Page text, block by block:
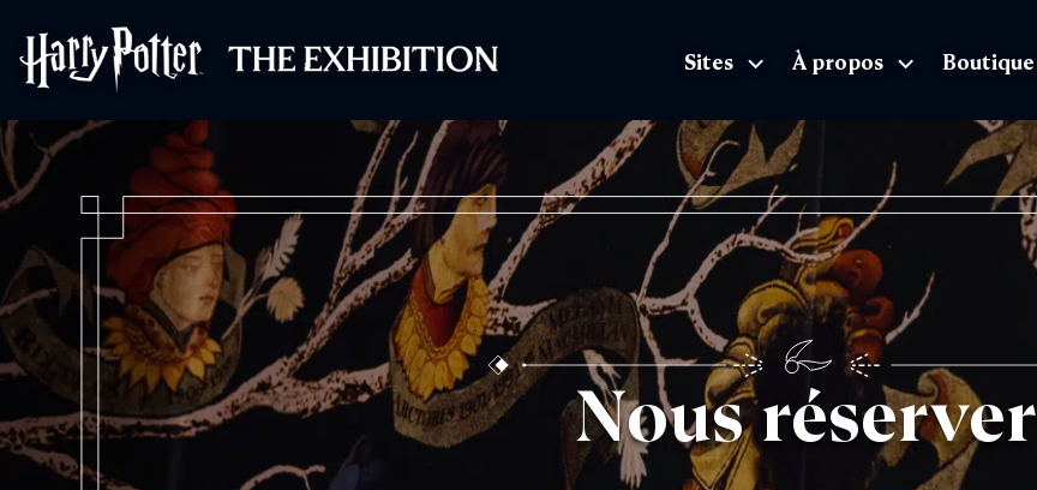
Harry Potter™ : L'Exposition page d'accueil
Sites À propos Boutique
Nous réserver